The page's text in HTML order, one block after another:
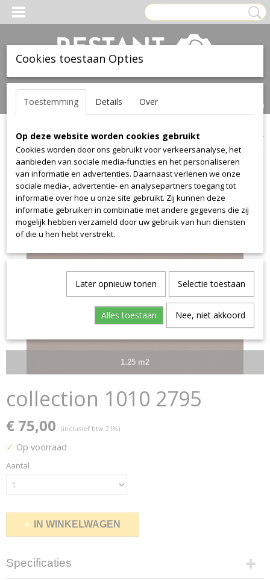
Inloggen Registreren
(0)
Home >Leer>Ohmann>collection 1010>collection 1010 2795
1.25 m2
collection 1010 2795
€ 75,00 (inclusief btw 21%)
✓ Op voorraad
Aantal
IN WINKELWAGEN
Specificaties
Cookies toestaan Opties
Toestemming Details Over
Op deze website worden cookies gebruikt
Cookies worden door ons gebruikt voor verkeersanalyse, het
aanbieden van sociale media-functies en het personaliseren
van informatie en advertenties. Daarnaast verlenen we onze
sociale media-, advertentie- en analysepartners toegang tot
informatie over hoe u onze site gebruikt. Zij kunnen deze
informatie gebruiken in combinatie met andere gegevens die zij
mogelijk hebben verzameld door uw gebruik van hun diensten
of die u hen hebt verstrekt.
Later opnieuw tonen Selectie toestaan
Alles toestaan Nee, niet akkoord